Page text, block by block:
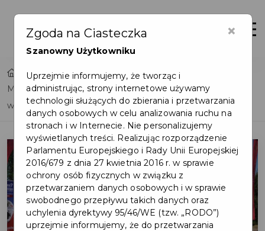
Home
Mieszkasz w Pruszczu Gdańskim? Rozlicz tu podatek i
weź udział w Loterii PIT!
×
Zgoda na Ciasteczka
Szanowny Użytkowniku
Uprzejmie informujemy, że tworząc i
administrując, strony internetowe używamy
technologii służących do zbierania i przetwarzania
danych osobowych w celu analizowania ruchu na
stronach i w Internecie. Nie personalizujemy
wyświetlanych treści. Realizując rozporządzenie
Parlamentu Europejskiego i Rady Unii Europejskiej
2016/679 z dnia 27 kwietnia 2016 r. w sprawie
ochrony osób fizycznych w związku z
przetwarzaniem danych osobowych i w sprawie
swobodnego przepływu takich danych oraz
uchylenia dyrektywy 95/46/WE (tzw. „RODO”)
uprzejmie informujemy, że do przetwarzania